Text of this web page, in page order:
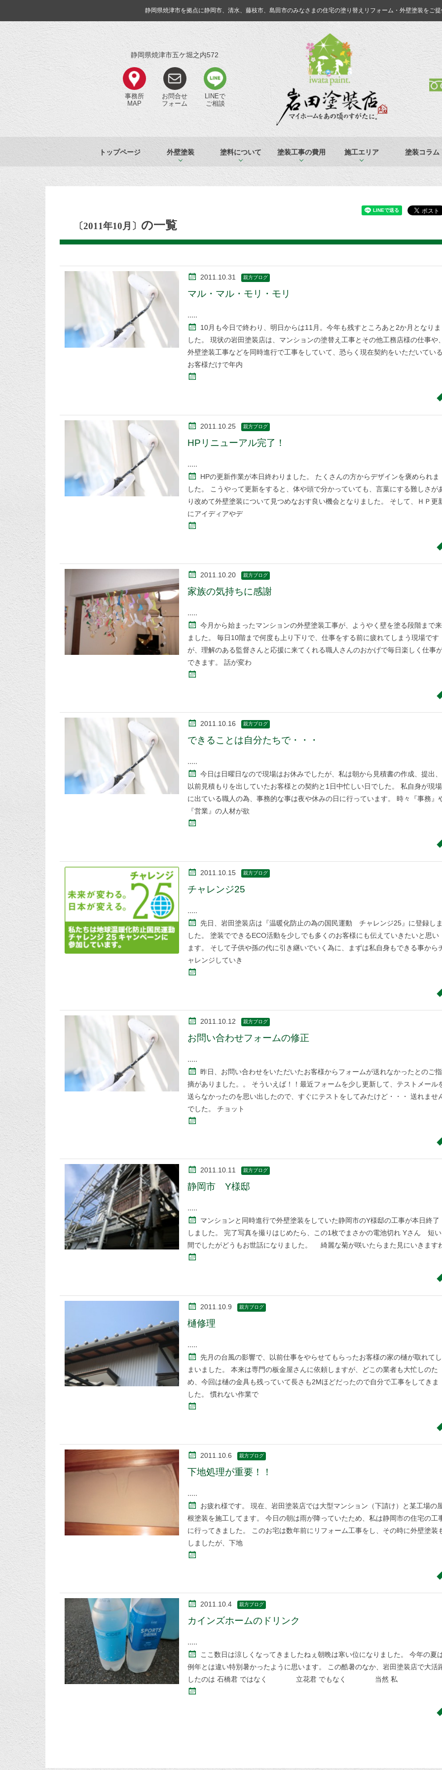
静岡県焼津市を拠点に静岡市、清水、藤枝市、島田市のみなさまの住宅の塗り替えリフォーム・外壁塗装をご
静岡県焼津市五ケ堀之内572
事務所
MAP
お問合せ
フォーム
LINEで
ご相談
トップページ 外壁塗装 塗料について 塗装工事の費用 施工エリア 塗装コラム
〔2011年10月〕 の一覧
2011.10.31 親方ブログ
マル・マル・モリ・モリ
10月も今日で終わり、明日からは11月。今年も残すところあと2か月となりま
した。 現状の岩田塗装店は、マンションの塗替え工事とその他工務店様の仕事や
外壁塗装工事などを同時進行で工事をしていて、恐らく現在契約をいただいてい
お客様だけで年内
2011.10.25 親方ブログ
HPリニューアル完了！
HPの更新作業が本日終わりました。 たくさんの方からデザインを褒められま
した。 こうやって更新をすると、体や頭で分かっていても、言葉にする難しさが
り改めて外壁塗装について見つめなおす良い機会となりました。 そして、ＨＰ更
にアイディアやデ
2011.10.20 親方ブログ
家族の気持ちに感謝
今月から始まったマンションの外壁塗装工事が、ようやく壁を塗る段階まで来
ました。 毎日10階まで何度も上り下りで、仕事をする前に疲れてしまう現場です
が、理解のある監督さんと応援に来てくれる職人さんのおかげで毎日楽しく仕事
できます。 話が変わ
2011.10.16 親方ブログ
できることは自分たちで・・・
今日は日曜日なので現場はお休みでしたが、私は朝から見積書の作成、提出、
以前見積もりを出していたお客様との契約と1日中忙しい日でした。 私自身が現場
に出ている職人の為、事務的な事は夜や休みの日に行っています。 時々『事務』
『営業』の人材が欲
2011.10.15 親方ブログ
チャレンジ25
先日、岩田塗装店は『温暖化防止の為の国民運動 チャレンジ25』に登録し
した。 塗装でできるECO活動を少しでも多くのお客様にも伝えていきたいと思い
ます。 そして子供や孫の代に引き継いでいく為に、まずは私自身もできる事から
ャレンジしていき
2011.10.12 親方ブログ
お問い合わせフォームの修正
昨日、お問い合わせをいただいたお客様からフォームが送れなかったとのご指
摘がありました。。 そういえば！！最近フォームを少し更新して、テストメール
送らなかったのを思い出したので、すぐにテストをしてみたけど・・・ 送れませ
でした。 チョット
2011.10.11 親方ブログ
静岡市 Y様邸
マンションと同時進行で外壁塗装をしていた静岡市のY様邸の工事が本日終了
しました。 完了写真を撮りはじめたら、この1枚でまさかの電池切れ Yさん 短い
間でしたがどうもお世話になりました。 綺麗な菊が咲いたらまた見にいきます
2011.10.9 親方ブログ
樋修理
先月の台風の影響で、以前仕事をやらせてもらったお客様の家の樋が取れてし
まいました。 本来は専門の板金屋さんに依頼しますが、どこの業者も大忙しのた
め、今回は樋の金具も残っていて長さも2Mほどだったので自分で工事をしてきま
した。 慣れない作業で
2011.10.6 親方ブログ
下地処理が重要！！
お疲れ様です。 現在、岩田塗装店では大型マンション（下請け）と某工場の
根塗装を施工してます。 今日の朝は雨が降っていたため、私は静岡市の住宅の工
に行ってきました。 このお宅は数年前にリフォーム工事をし、その時に外壁塗装
しましたが、下地
2011.10.4 親方ブログ
カインズホームのドリンク
ここ数日は涼しくなってきましたねぇ朝晩は寒い位になりました。 今年の夏
例年とは違い特別暑かったように思います。 この酷暑のなか、岩田塗装店で大活
したのは 石橋君 ではなく 立花君 でもなく 当然 私